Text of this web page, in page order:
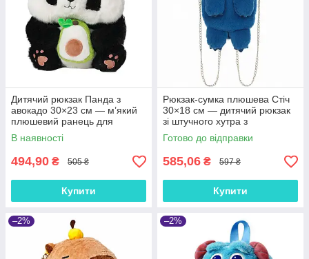
Дитячий рюкзак Панда з
авокадо 30×23 см — м’який
плюшевий ранець для
дівчинки 2–8 років, арт.
308003
В наявності
494,90 ₴ 505 ₴
Купити
Рюкзак-сумка плюшева Стіч
30×18 см — дитячий рюкзак
зі штучного хутра з
металевими ланцюжками,
арт. 00201-3
Готово до відправки
585,06 ₴ 597 ₴
Купити
–2% –2%